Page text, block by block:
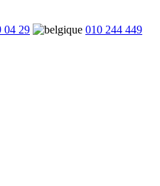
04 29
010 244 449